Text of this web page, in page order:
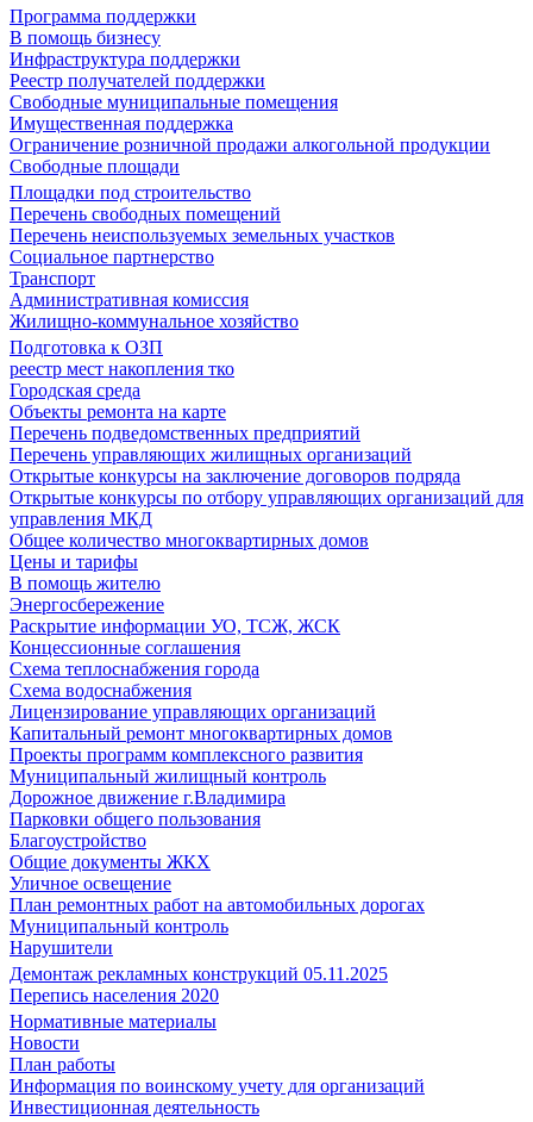
Программа поддержки
В помощь бизнесу
Инфраструктура поддержки
Реестр получателей поддержки
Свободные муниципальные помещения
Имущественная поддержка
Ограничение розничной продажи алкогольной продукции
Свободные площади
Площадки под строительство
Перечень свободных помещений
Перечень неиспользуемых земельных участков
Социальное партнерство
Транспорт
Административная комиссия
Жилищно-коммунальное хозяйство
Подготовка к ОЗП
реестр мест накопления тко
Городская среда
Объекты ремонта на карте
Перечень подведомственных предприятий
Перечень управляющих жилищных организаций
Открытые конкурсы на заключение договоров подряда
Открытые конкурсы по отбору управляющих организаций для
управления МКД
Общее количество многоквартирных домов
Цены и тарифы
В помощь жителю
Энергосбережение
Раскрытие информации УО, ТСЖ, ЖСК
Концессионные соглашения
Схема теплоснабжения города
Схема водоснабжения
Лицензирование управляющих организаций
Капитальный ремонт многоквартирных домов
Проекты программ комплексного развития
Муниципальный жилищный контроль
Дорожное движение г.Владимира
Парковки общего пользования
Благоустройство
Общие документы ЖКХ
Уличное освещение
План ремонтных работ на автомобильных дорогах
Муниципальный контроль
Нарушители
Демонтаж рекламных конструкций 05.11.2025
Перепись населения 2020
Нормативные материалы
Новости
План работы
Информация по воинскому учету для организаций
Инвестиционная деятельность